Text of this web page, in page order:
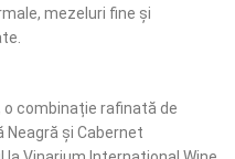
mezeluri fine și
o combinație rafinată de
Neagră și Cabernet